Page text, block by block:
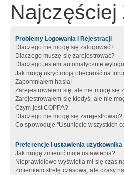
Najczęściej
Problemy Logowania i Rejestracji
Dlaczego nie mogę się zalogować?
Dlaczego muszę się zarejestrować?
Dlaczego jestem automatycznie
Jak mogę ukryć moją obecność na
Zapomniałem hasła!
Zarejestrowałem się, ale nie mogę się
Zarejestrowałem się kiedyś, ale nie
Czym jest COPPA?
Dlaczego nie mogę się zarejestrować?
Co spowoduje "Usunięcie wszystkich
Preferencje i ustawienia użytkownika
Jak mogę zmienić moje ustawienia?
Nieprawidłowo wyświetla mi się czas
Zmieniłem strefę czasową, ale czasy